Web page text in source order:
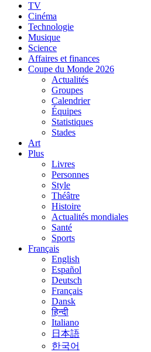
TV
Cinéma
Technologie
Musique
Science
Affaires et finances
Coupe du Monde 2026
Actualités
Groupes
Calendrier
Équipes
Statistiques
Stades
Art
Plus
Livres
Personnes
Style
Théâtre
Histoire
Actualités mondiales
Santé
Sports
Français
English
Español
Deutsch
Français
Dansk
हिन्दी
Italiano
日本語
한국어